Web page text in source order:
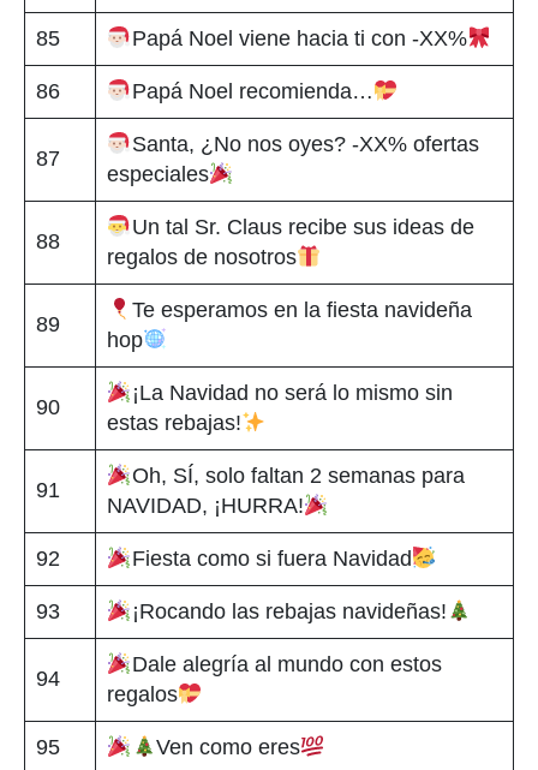
85 Papá Noel viene hacia ti con -XX%
86 Papá Noel recomienda…
87
Santa, ¿No nos oyes? -XX% ofertas
especiales
88
Un tal Sr. Claus recibe sus ideas de
regalos de nosotros
89
Te esperamos en la fiesta navideña
hop
90
¡La Navidad no será lo mismo sin
estas rebajas!
91
Oh, SÍ, solo faltan 2 semanas para
NAVIDAD, ¡HURRA!
92 Fiesta como si fuera Navidad
93 ¡Rocando las rebajas navideñas!
94
Dale alegría al mundo con estos
regalos
95 Ven como eres